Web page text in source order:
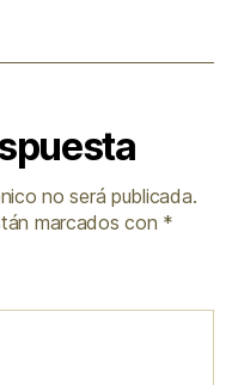
no será publicada.
marcados con *